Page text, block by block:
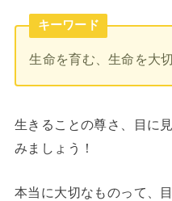
キーワード
生命を育む、生命を大
生きることの尊さ、目に
みましょう！
本当に大切なものって、